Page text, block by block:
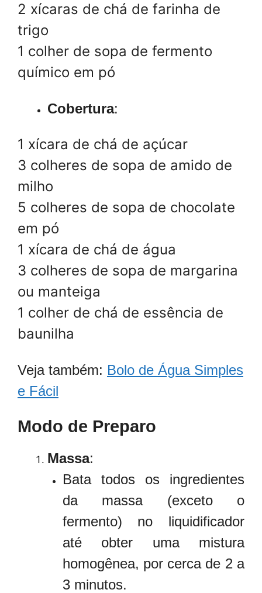
2 xícaras de chá de farinha de
trigo
1 colher de sopa de fermento
químico em pó
Cobertura:
1 xícara de chá de açúcar
3 colheres de sopa de amido de
milho
5 colheres de sopa de chocolate
em pó
1 xícara de chá de água
3 colheres de sopa de margarina
ou manteiga
1 colher de chá de essência de
baunilha
Veja também: Bolo de Água Simples
e Fácil
Modo de Preparo
Massa:
Bata todos os ingredientes
da massa (exceto o
fermento) no liquidificador
até obter uma mistura
homogênea, por cerca de 2 a
3 minutos.